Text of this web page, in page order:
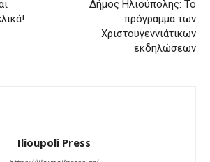
Δήμος Ηλιούπολης: Το
πρόγραμμα των
Χριστουγεννιάτικων
εκδηλώσεων
Ilioupoli Press